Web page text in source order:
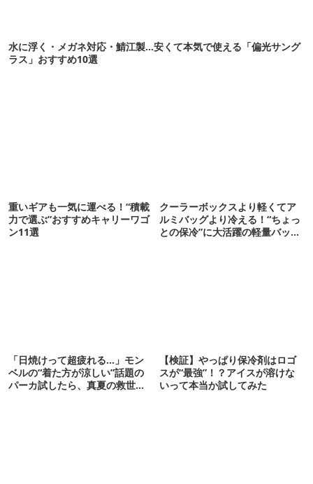
水に浮く・メガネ対応・鯖江製…安くて本気で使える「偏光サング
ラス」おすすめ10選
重いギアも一気に運べる！“積載
力で選ぶ”おすすめキャリーワゴ
ン11選
クーラーボックスより軽くてア
ルミバッグより冷える！“ちょっ
との保冷”に大活躍の軽量バッグ
「日焼けって超疲れる…」モン
ベルの“着た方が涼しい”話題の
パーカ試したら、真夏の救世主
【検証】やっぱり保冷剤はロゴ
スが“最強”！？アイスが溶けな
いって本当か試してみた